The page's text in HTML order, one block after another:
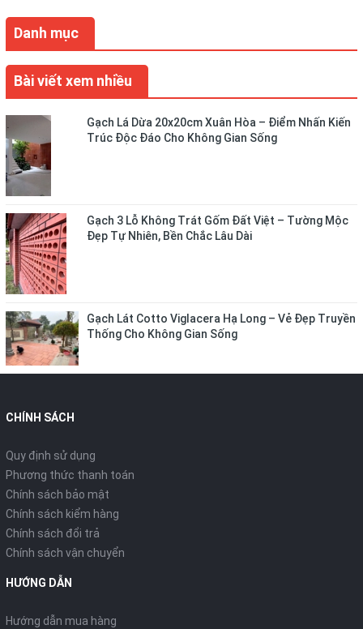
Danh mục
Bài viết xem nhiều
Gạch Lá Dừa 20x20cm Xuân Hòa – Điểm Nhấn Kiến
Trúc Độc Đáo Cho Không Gian Sống
Gạch 3 Lỗ Không Trát Gốm Đất Việt – Tường Mộc
Đẹp Tự Nhiên, Bền Chắc Lâu Dài
Gạch Lát Cotto Viglacera Hạ Long – Vẻ Đẹp Truyền
Thống Cho Không Gian Sống
CHÍNH SÁCH
Quy định sử dụng
Phương thức thanh toán
Chính sách bảo mật
Chính sách kiểm hàng
Chính sách đổi trả
Chính sách vận chuyển
HƯỚNG DẪN
Hướng dẫn mua hàng